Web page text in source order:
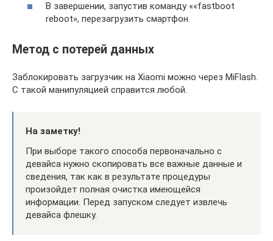
В завершении, запустив команду ««fastboot
reboot», перезагрузить смартфон.
Метод с потерей данных
Заблокировать загрузчик на Xiaomi можно через MiFlash.
С такой манипуляцией справится любой.
На заметку!
При выборе такого способа первоначально с
девайса нужно скопировать все важные данные и
сведения, так как в результате процедуры
произойдет полная очистка имеющейся
информации. Перед запуском следует извлечь
девайса флешку.